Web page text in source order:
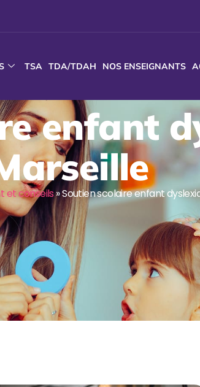
TSA TDA/TDAH NOS ENSEIGNANTS
enfant
et conseils»Soutien scolaire enfant